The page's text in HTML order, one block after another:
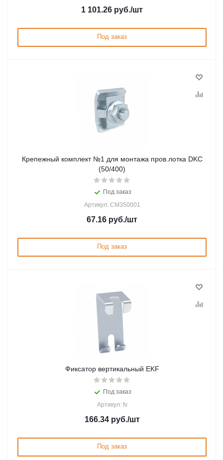
1 101.26 руб./шт
Под заказ
Крепежный комплект №1 для монтажа пров.лотка DKC
(50/400)
Под заказ
Артикул: CM350001
67.16 руб./шт
Под заказ
Фиксатор вертикальный EKF
Под заказ
Артикул: fv
166.34руб./шт
Под заказ